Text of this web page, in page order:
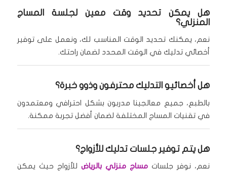
هل يمكن تحديد وقت معين لجلسة المساج
المنزلي؟
نعم، يمكنك تحديد الوقت المناسب لك، ونعمل على توفير
أخصائي تدليك في الوقت المحدد لضمان راحتك.
هل أخصائيو التدليك محترفون وذوو خبرة؟
بالطبع، جميع معالجينا مدربون بشكل احترافي ومعتمدون
في تقنيات المساج المختلفة لضمان أفضل تجربة ممكنة.
هل يتم توفير جلسات تدليك للأزواج؟
نعم، نوفر جلسات مساج منزلي بالرياض للأزواج حيث يمكن